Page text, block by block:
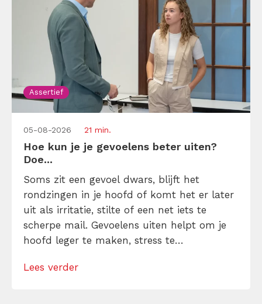
Assertief
05-08-2026 21 min.
Hoe kun je je gevoelens beter uiten?
Doe...
Soms zit een gevoel dwars, blijft het
rondzingen in je hoofd of komt het er later
uit als irritatie, stilte of een net iets te
scherpe mail. Gevoelens uiten helpt om je
hoofd leger te maken, stress te
Maar hoe doe je dat zonder drama, verwijt
Lees verder